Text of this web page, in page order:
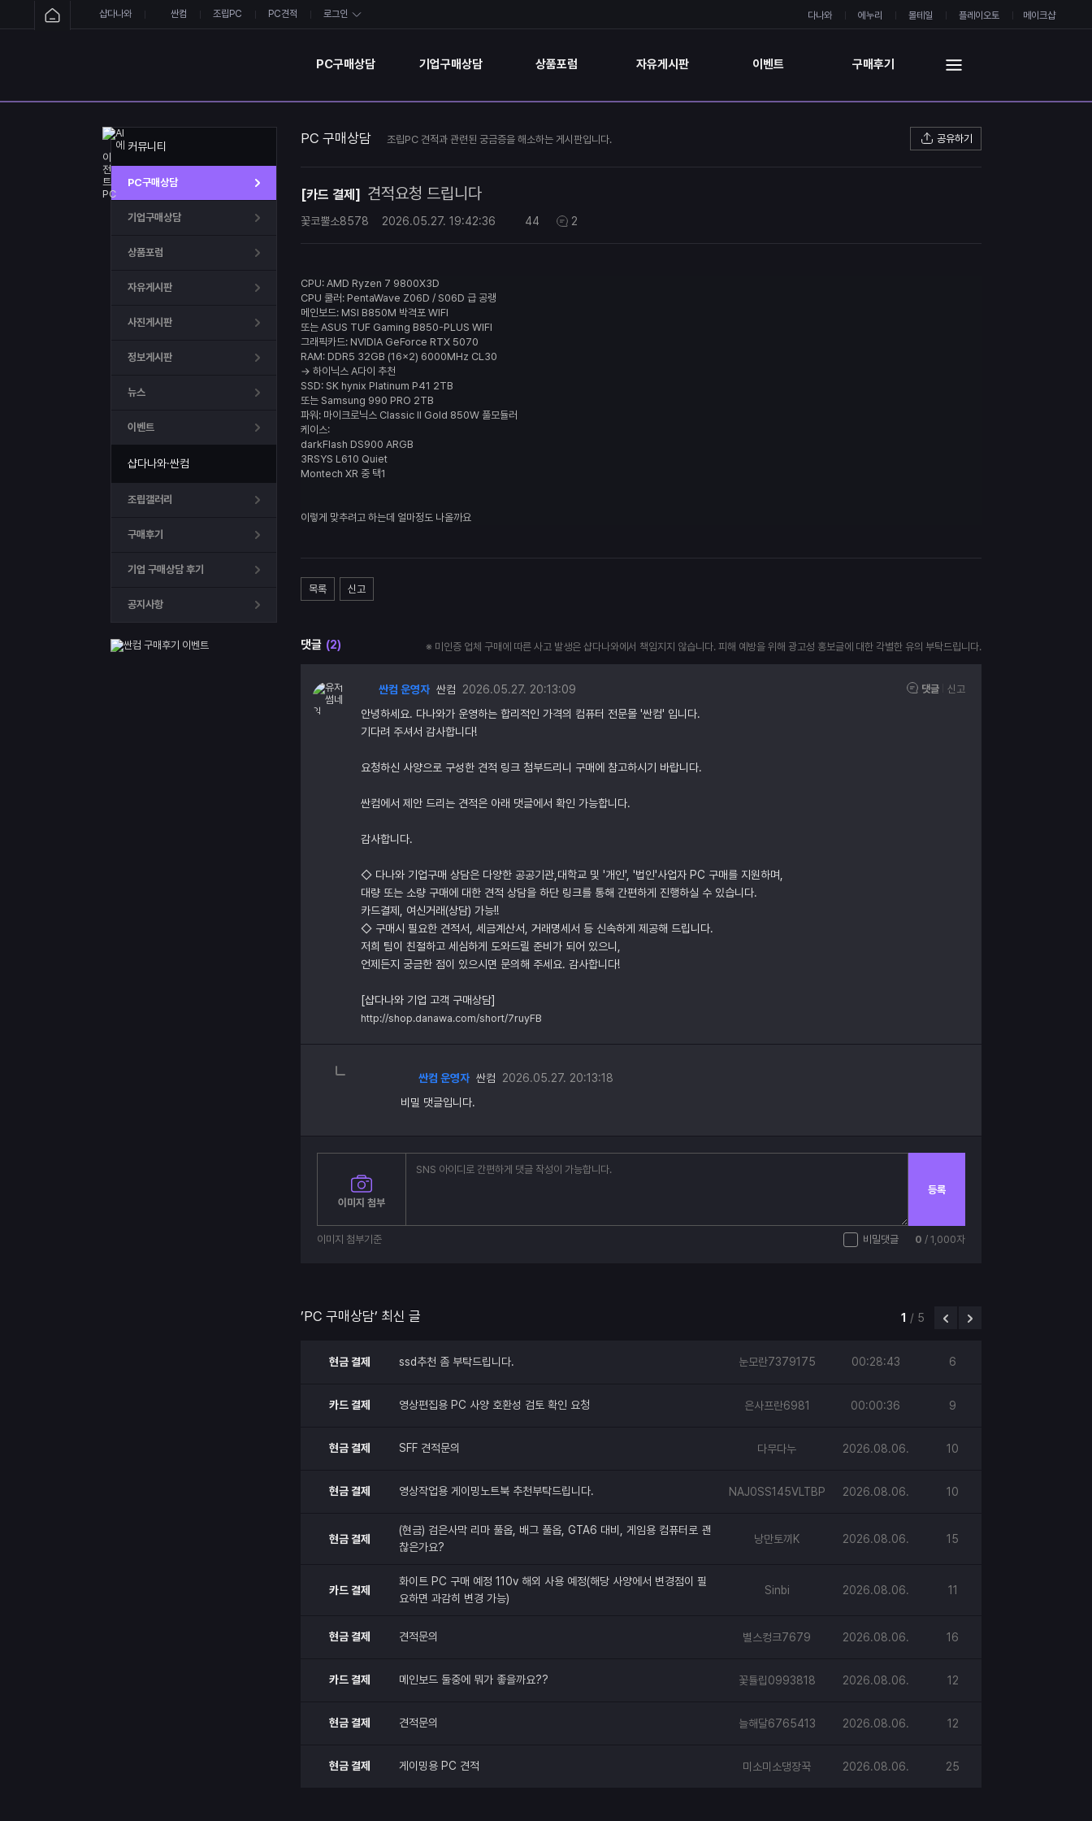
샵다나와 싼컴 조립PC PC견적 로그인 다나와 에누리 몰테일 플레이오토 메이크샵
PC구매상담 기업구매상담 상품포럼 자유게시판 이벤트 구매후기
커뮤니티
PC구매상담
기업구매상담
상품포럼
자유게시판
사진게시판
정보게시판
뉴스
이벤트
샵다나와·싼컴
조립갤러리
구매후기
기업 구매상담 후기
공지사항
PC 구매상담 조립PC 견적과 관련된 궁금증을 해소하는 게시판입니다. 공유하기
[카드 결제] 견적요청 드립니다
꽃코뿔소8578 2026.05.27. 19:42:36 44 2
CPU: AMD Ryzen 7 9800X3D
CPU 쿨러: PentaWave Z06D / S06D 급 공랭
메인보드: MSI B850M 박격포 WIFI
또는 ASUS TUF Gaming B850-PLUS WIFI
그래픽카드: NVIDIA GeForce RTX 5070
RAM: DDR5 32GB (16x2) 6000MHz CL30
→ 하이닉스 A다이 추천
SSD: SK hynix Platinum P41 2TB
또는 Samsung 990 PRO 2TB
파워: 마이크로닉스 Classic II Gold 850W 풀모듈러
케이스:
darkFlash DS900 ARGB
3RSYS L610 Quiet
Montech XR 중 택1
이렇게 맞추려고 하는데 얼마정도 나올까요
목록 신고
댓글 (2) ※ 미인증 업체 구매에 따른 사고 발생은 샵다나와에서 책임지지 않습니다. 피해 예방을 위해 광고성 홍보글에 대한 각별한 유의 부탁드립니다.
싼컴 운영자 싼컴 2026.05.27. 20:13:09 댓글 신고
안녕하세요. 다나와가 운영하는 합리적인 가격의 컴퓨터 전문몰 '싼컴' 입니다.
기다려 주셔서 감사합니다!
요청하신 사양으로 구성한 견적 링크 첨부드리니 구매에 참고하시기 바랍니다.
싼컴에서 제안 드리는 견적은 아래 댓글에서 확인 가능합니다.
감사합니다.
◇ 다나와 기업구매 상담은 다양한 공공기관,대학교 및 '개인', '법인'사업자 PC 구매를 지원하며,
대량 또는 소량 구매에 대한 견적 상담을 하단 링크를 통해 간편하게 진행하실 수 있습니다.
카드결제, 여신거래(상담) 가능!!
◇ 구매시 필요한 견적서, 세금계산서, 거래명세서 등 신속하게 제공해 드립니다.
저희 팀이 친절하고 세심하게 도와드릴 준비가 되어 있으니,
언제든지 궁금한 점이 있으시면 문의해 주세요. 감사합니다!
[샵다나와 기업 고객 구매상담]
http://shop.danawa.com/short/7ruyFB
싼컴 운영자 싼컴
2026.05.27. 20:13:18
비밀 댓글입니다.
이미지 첨부
등록
이미지 첨부기준 비밀댓글 0 / 1,000자
’PC 구매상담’ 최신 글 1 / 5
현금 결제 ssd추천 좀 부탁드립니다. 눈모란7379175 00:28:43 6
카드 결제 영상편집용 PC 사양 호환성 검토 확인 요청 은사프란6981 00:00:36 9
현금 결제 SFF 견적문의 다무다누 2026.08.06. 10
현금 결제 영상작업용 게이밍노트북 추천부탁드립니다. NAJ0SS145VLTBP 2026.08.06. 10
현금 결제
(현금) 검은사막 리마 풀옵, 배그 풀옵, GTA6 대비, 게임용 컴퓨터로 괜
찮은가요?
낭만토끼K 2026.08.06. 15
카드 결제
화이트 PC 구매 예정 110v 해외 사용 예정(해당 사양에서 변경점이 필
요하면 과감히 변경 가능)
Sinbi 2026.08.06. 11
현금 결제 견적문의 별스컹크7679 2026.08.06. 16
카드 결제 메인보드 둘중에 뭐가 좋을까요?? 꽃튤립0993818 2026.08.06. 12
현금 결제 견적문의 늘해달6765413 2026.08.06. 12
현금 결제 게이밍용 PC 견적 미소미소댕장꾹 2026.08.06. 25